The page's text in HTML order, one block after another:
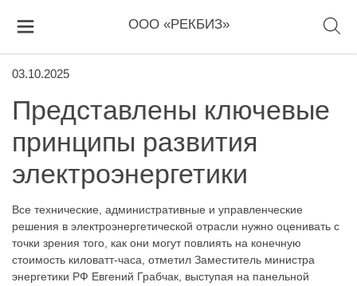
ООО «РЕКБИЗ»
03.10.2025
Представлены ключевые
принципы развития
электроэнергетики
Все технические, административные и управленческие
решения в электроэнергетической отрасли нужно оценивать с
точки зрения того, как они могут повлиять на конечную
стоимость киловатт-часа, отметил Заместитель министра
энергетики РФ Евгений Грабчак, выступая на панельной